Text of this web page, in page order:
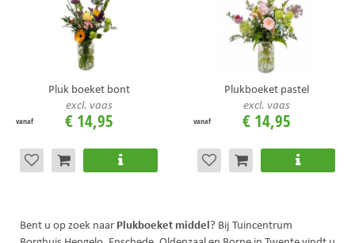
Pluk boeket bont
excl. vaas
vanaf € 14,95
Plukboeket pastel
excl. vaas
vanaf € 14,95
Bent u op zoek naar Plukboeket middel? Bij Tuincentrum